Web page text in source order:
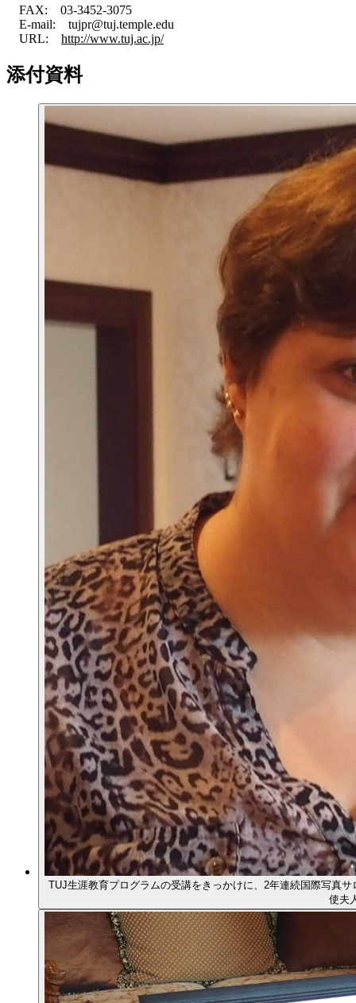
FAX: 03-3452-3075
E-mail: tujpr@tuj.temple.edu
URL: http://www.tuj.ac.jp/
添付資料
TUJ生涯教育プログラムの受講をきっかけに、2年連続国際写真
使夫